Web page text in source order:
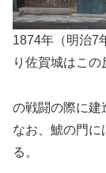
1874年（明治7
り佐賀城はこの
の戦闘の際に建
なお、鯱の門に
る。